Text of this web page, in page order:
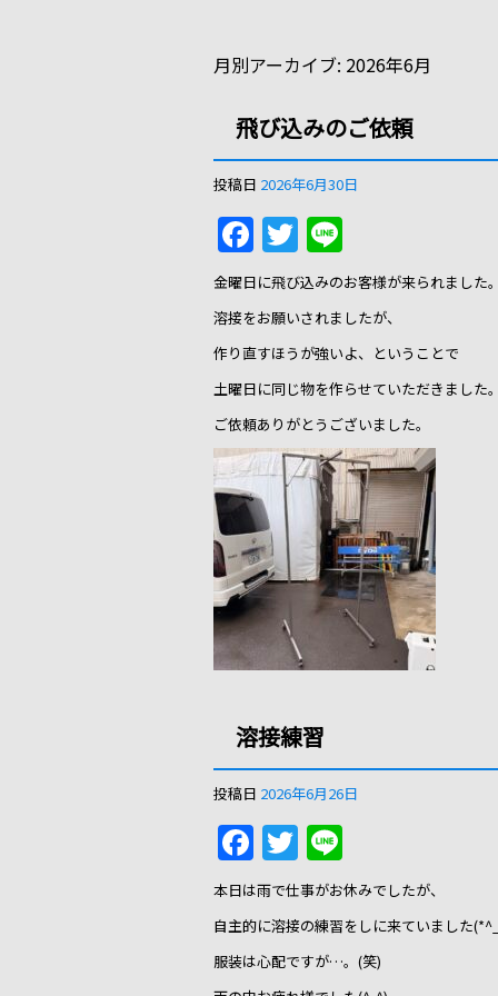
月別アーカイブ: 2026年6月
飛び込みのご依頼
投稿日 2026年6月30日
F
a
c
e
b
o
o
k
T
w
itt
er
n
e
金曜日に飛び込みのお客様が来られました
溶接をお願いされましたが、
作り直すほうが強いよ、ということで
土曜日に同じ物を作らせていただきました
ご依頼ありがとうございました。
溶接練習
投稿日 2026年6月26日
F
a
c
e
b
T
w
itt
er
n
e
本日は雨で仕事がお休みでしたが、
自主的に溶接の練習をしに来ていました
服装は心配ですが…。(笑)